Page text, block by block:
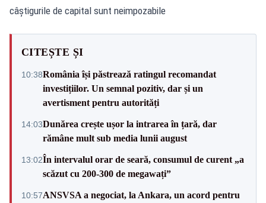
câştigurile de capital sunt neimpozabile
CITEȘTE ȘI
10:38România își păstrează ratingul recomandat
investițiilor. Un semnal pozitiv, dar și un
avertisment pentru autorități
14:03Dunărea crește ușor la intrarea în țară, dar
rămâne mult sub media lunii august
13:02În intervalul orar de seară, consumul de curent „a
scăzut cu 200-300 de megawați”
10:57ANSVSA a negociat, la Ankara, un acord pentru